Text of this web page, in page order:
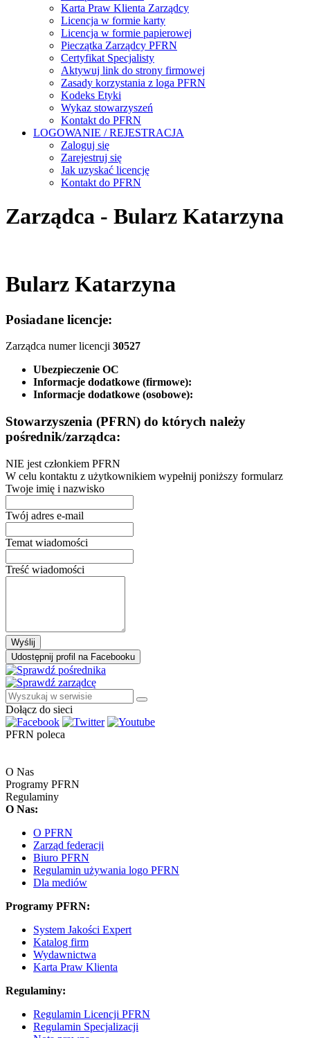
Karta Praw Klienta Zarządcy
Licencja w formie karty
Licencja w formie papierowej
Pieczątka Zarządcy PFRN
Certyfikat Specjalisty
Aktywuj link do strony firmowej
Zasady korzystania z loga PFRN
Kodeks Etyki
Wykaz stowarzyszeń
Kontakt do PFRN
LOGOWANIE / REJESTRACJA
Zaloguj się
Zarejestruj się
Jak uzyskać licencję
Kontakt do PFRN
Zarządca - Bularz Katarzyna
Bularz Katarzyna
Posiadane licencje:
Zarządca numer licencji 30527
Ubezpieczenie OC
Informacje dodatkowe (firmowe):
Informacje dodatkowe (osobowe):
Stowarzyszenia (PFRN) do których należy
pośrednik/zarządca:
NIE jest członkiem PFRN
W celu kontaktu z użytkownikiem wypełnij poniższy formularz
Twoje imię i nazwisko
Twój adres e-mail
Temat wiadomości
Treść wiadomości
Wyślij
Udostępnij profil na Facebooku
Dołącz do sieci
PFRN poleca
O Nas
Programy PFRN
Regulaminy
O Nas:
O PFRN
Zarząd federacji
Biuro PFRN
Regulamin używania logo PFRN
Dla mediów
Programy PFRN:
System Jakości Expert
Katalog firm
Wydawnictwa
Karta Praw Klienta
Regulaminy:
Regulamin Licencji PFRN
Regulamin Specjalizacji